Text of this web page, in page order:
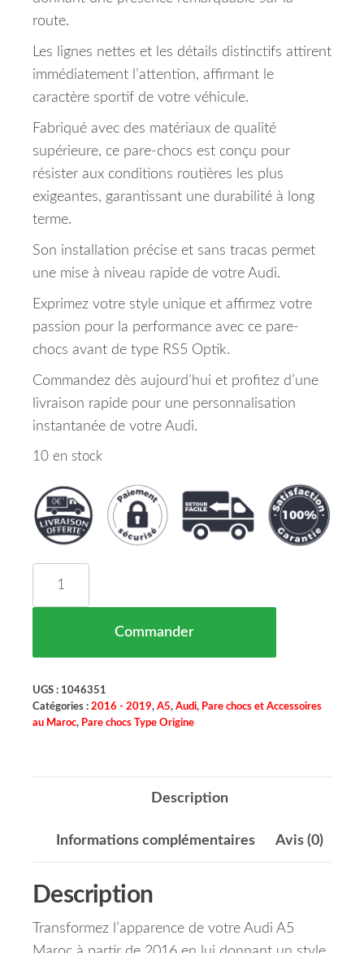
route.
Les lignes nettes et les détails distinctifs attirent
immédiatement l’attention, affirmant le
caractère sportif de votre véhicule.
Fabriqué avec des matériaux de qualité
supérieure, ce pare-chocs est conçu pour
résister aux conditions routières les plus
exigeantes, garantissant une durabilité à long
terme.
Son installation précise et sans tracas permet
une mise à niveau rapide de votre Audi.
Exprimez votre style unique et affirmez votre
passion pour la performance avec ce pare-
chocs avant de type RS5 Optik.
Commandez dès aujourd’hui et profitez d’une
livraison rapide pour une personnalisation
instantanée de votre Audi.
10 en stock
Commander
UGS : 1046351
Catégories : 2016 - 2019, A5, Audi, Pare chocs et Accessoires
au Maroc, Pare chocs Type Origine
Description
Informations complémentaires Avis (0)
Description
Transformez l’apparence de votre Audi A5